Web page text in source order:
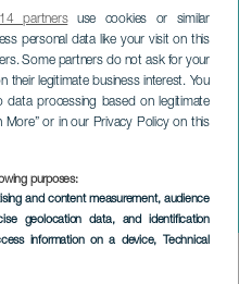
partnersuse cookies or similar
personal data like your visit on this
Some partners do not ask for your
legitimate business interest. You
processing based on legitimate
More” or in our Privacy Policy on this
purposes:
and content measurement, audience
geolocation data, and identification
information on a device, Technical